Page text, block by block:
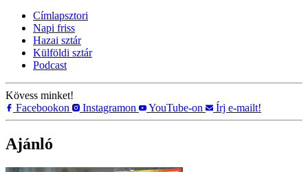
Címlapsztori
Napi friss
Hazai sztár
Külföldi sztár
Podcast
Kövess minket!
Facebookon
Instagramon YouTube-on Írj e-mailt!
Ajánló